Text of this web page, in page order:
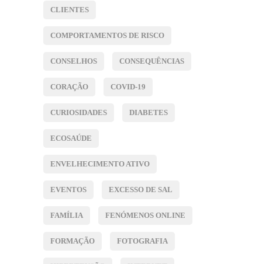
CLIENTES
COMPORTAMENTOS DE RISCO
CONSELHOS CONSEQUÊNCIAS
CORAÇÃO COVID-19
CURIOSIDADES DIABETES
ECOSAÚDE
ENVELHECIMENTO ATIVO
EVENTOS EXCESSO DE SAL
FAMÍLIA FENÓMENOS ONLINE
FORMAÇÃO FOTOGRAFIA